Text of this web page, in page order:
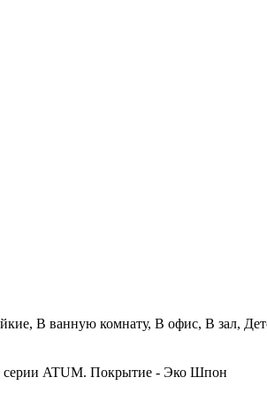
В ванную комнату, В офис, В зал,
серии ATUM. Покрытие - Эко Шпон